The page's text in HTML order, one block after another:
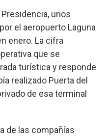
unos
el aeropuerto Laguna
enero. La cifra
que se
turística y responde
realizado Puerta del
de esa terminal
de las compañías